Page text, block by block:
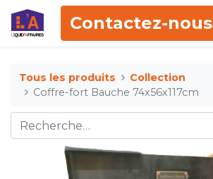
Contactez-nous
Tous les produits
Collection
Coffre-fort Bauche 74x56x117cm